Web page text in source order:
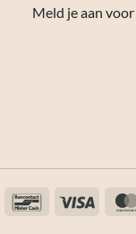
Meld je aan
IDeal BancontactVisa